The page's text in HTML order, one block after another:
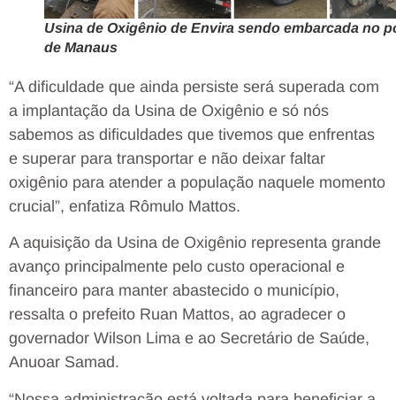
Usina de Oxigênio de Envira sendo embarcada no
de Manaus
“A dificuldade que ainda persiste será superada com
a implantação da Usina de Oxigênio e só nós
sabemos as dificuldades que tivemos que enfrentas
e superar para transportar e não deixar faltar
oxigênio para atender a população naquele momento
crucial”, enfatiza Rômulo Mattos.
A aquisição da Usina de Oxigênio representa grande
avanço principalmente pelo custo operacional e
financeiro para manter abastecido o município,
ressalta o prefeito Ruan Mattos, ao agradecer o
governador Wilson Lima e ao Secretário de Saúde,
Anuoar Samad.